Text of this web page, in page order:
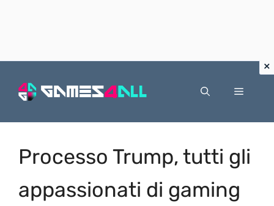
Menu
Processo Trump, tutti gli
appassionati di gaming